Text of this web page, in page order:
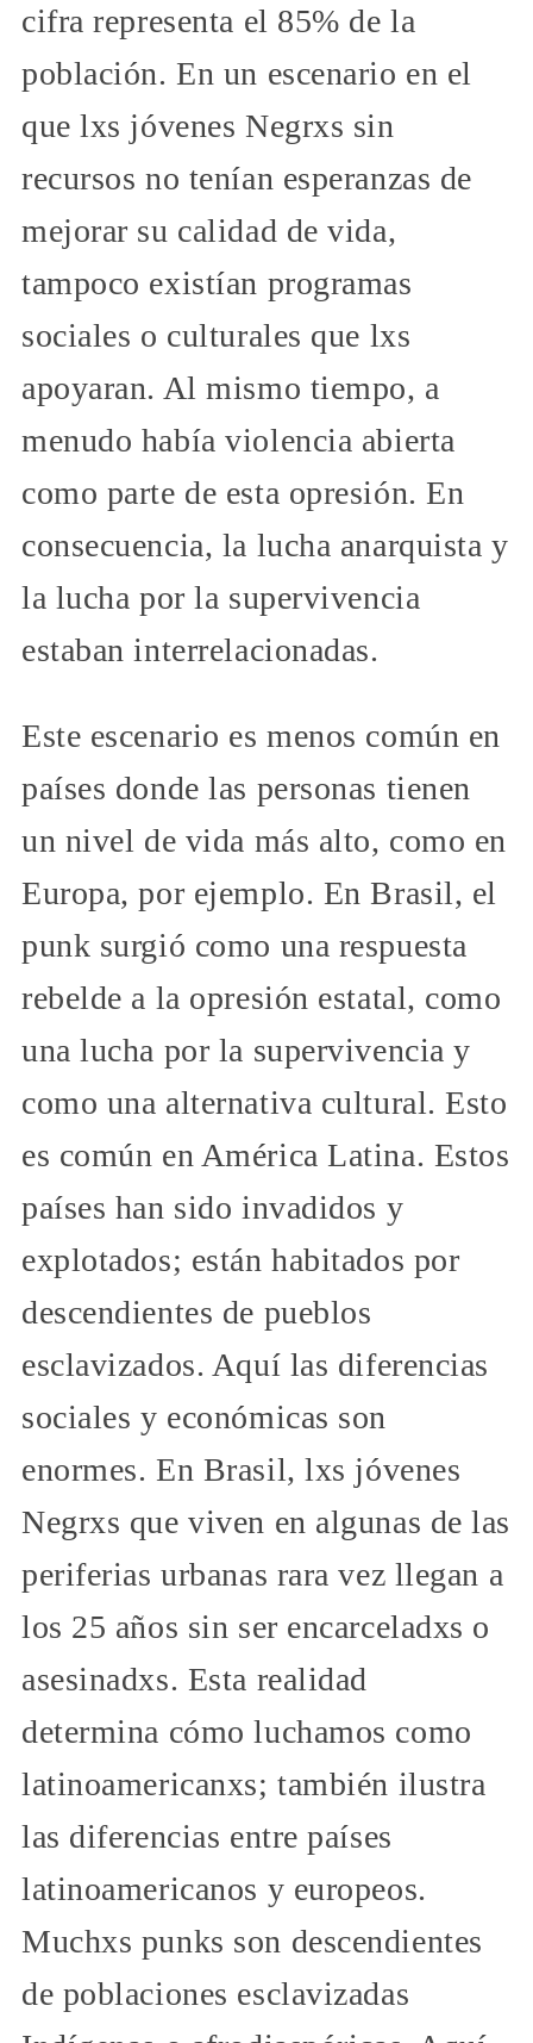
cifra representa el 85% de la
población. En un escenario en el
que lxs jóvenes Negrxs sin
recursos no tenían esperanzas de
mejorar su calidad de vida,
tampoco existían programas
sociales o culturales que lxs
apoyaran. Al mismo tiempo, a
menudo había violencia abierta
como parte de esta opresión. En
consecuencia, la lucha anarquista y
la lucha por la supervivencia
estaban interrelacionadas.
Este escenario es menos común en
países donde las personas tienen
un nivel de vida más alto, como en
Europa, por ejemplo. En Brasil, el
punk surgió como una respuesta
rebelde a la opresión estatal, como
una lucha por la supervivencia y
como una alternativa cultural. Esto
es común en América Latina. Estos
países han sido invadidos y
explotados; están habitados por
descendientes de pueblos
esclavizados. Aquí las diferencias
sociales y económicas son
enormes. En Brasil, lxs jóvenes
Negrxs que viven en algunas de las
periferias urbanas rara vez llegan a
los 25 años sin ser encarceladxs o
asesinadxs. Esta realidad
determina cómo luchamos como
latinoamericanxs; también ilustra
las diferencias entre países
latinoamericanos y europeos.
Muchxs punks son descendientes
de poblaciones esclavizadas